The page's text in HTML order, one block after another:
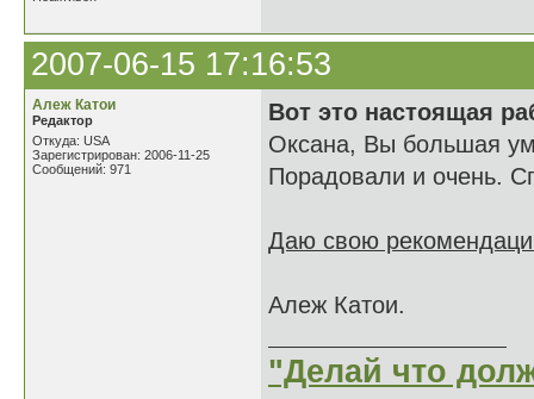
2007-06-15 17:16:53
Алеж Катои
Редактор
Откуда: USA
Зарегистрирован: 2006-11-25
Сообщений: 971
Вот это настоящая
Оксана, Вы большая
Порадовали и очень.
Даю свою
Алеж Катои.
"Делай что